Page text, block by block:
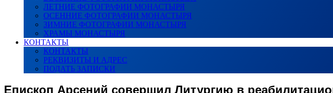
ЛЕТНИЕ ФОТОГРАФИИ МОНАСТЫРЯ
ОСЕННИЕ ФОТОГРАФИИ МОНАСТЫРЯ
ЗИМНИЕ ФОТОГРАФИИ МОНАСТЫРЯ
ХРАМЫ МОНАСТЫРЯ
КОНТАКТЫ
КОНТАКТЫ
РЕКВИЗИТЫ И АДРЕС
ПОДАТЬ ЗАПИСКИ
Епископ Арсений совершил Литургию в